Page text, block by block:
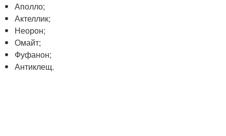
Аполло;
Актеллик;
Неорон;
Омайт;
Фуфанон;
Антиклещ.